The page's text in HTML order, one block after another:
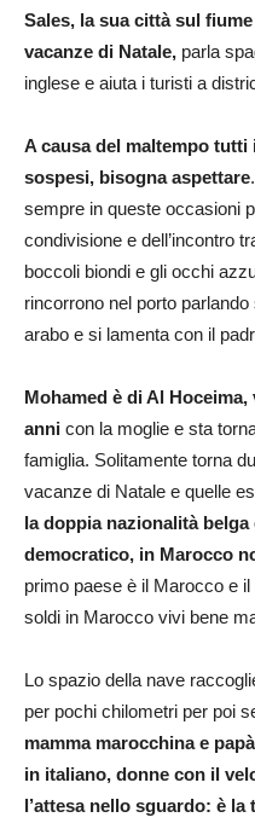
Sales, la sua città sul
vacanze di Natale, parla
inglese e aiuta i turisti a
A causa del maltempo
sospesi, bisogna aspettare
sempre in queste occasioni
condivisione e dell’incontro
boccoli biondi e gli occhi
rincorrono nel porto
arabo e si lamenta con il
Mohamed è di Al
anni con la moglie e sta
famiglia. Solitamente torna
vacanze di Natale e quelle
la doppia nazionalità belga
democratico, in Marocco
primo paese è il Marocco e
soldi in Marocco vivi bene
Lo spazio della nave
per pochi chilometri per poi
mamma marocchina e
in italiano, donne con il
l’attesa nello sguardo: è